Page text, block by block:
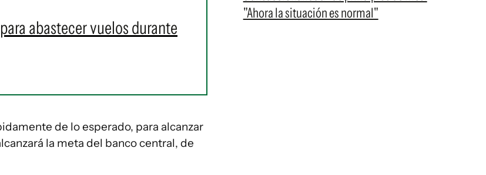
abastecer vuelos durante
de lo esperado, para alcanzar
la meta del banco central, de
"Ahora la situación es normal"